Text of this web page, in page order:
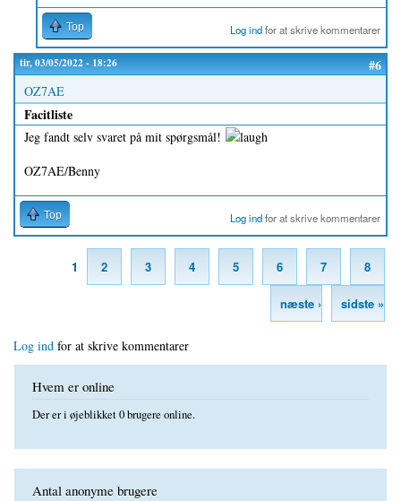
Top Log indfor at skrive kommentarer
tir, 03/05/2022 - 18:26 #6
OZ7AE
Facitliste
Jeg fandt selv svaret på mit spørgsmål!
OZ7AE/Benny
Top Log indfor at skrive kommentarer
1 2 3 4 5 6 7 8
næste › sidste »
Log ind for at skrive kommentarer
Hvem er online
Der er i øjeblikket 0 brugere online.
Antal anonyme brugere